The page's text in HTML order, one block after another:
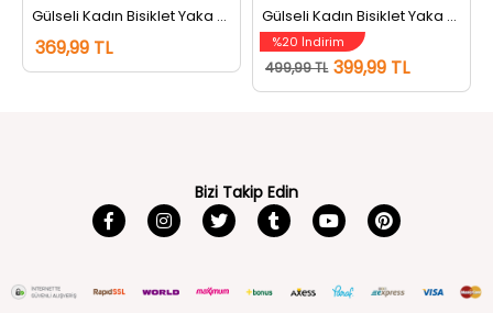
Gülseli Kadın Bisiklet Yaka Dantel Detaylı Tişört Lacivert
369,99 TL
Gülseli Kadın Bisiklet Yaka Tarz Tişört Beyaz
%20 İndirim
499,99 TL 399,99 TL
Bizi Takip Edin